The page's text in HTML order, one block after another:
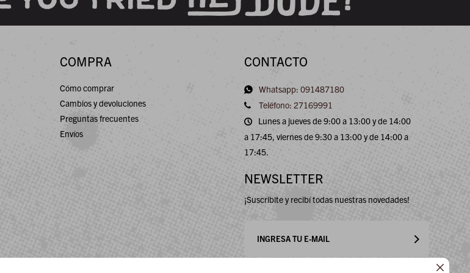

COMPRA
Cómo comprar
Cambios y devoluciones
Preguntas frecuentes
Envíos
CONTACTO
Whatsapp: 091487180
Teléfono: 27169991
Lunes a jueves de 9:00 a 13:00 y de 14:00
a 17:45, viernes de 9:30 a 13:00 y de 14:00 a
17:45.
NEWSLETTER
¡Suscribite y recibí todas nuestras novedades!